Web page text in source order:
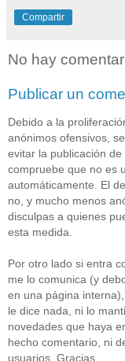
Compartir
No hay
Publicar un
Debido a la
anónimos ofensivos,
evitar la publicación
compruebe que no es
automáticamente. El
no, y mucho menos
disculpas a quienes
esta medida.
Por otro lado si entra
me lo comunica (y
en una página
le dice nada, ni lo
novedades que haya
hecho comentario, ni
usuarios. Gracias